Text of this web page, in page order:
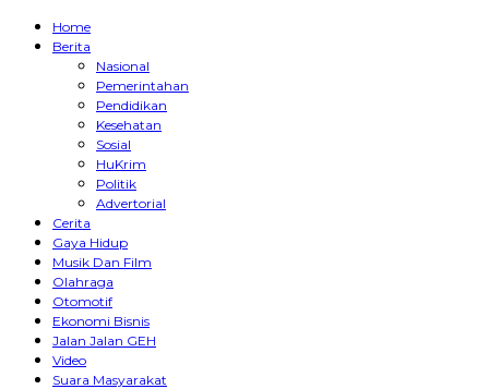
Home
Berita
Nasional
Pemerintahan
Pendidikan
Kesehatan
Sosial
HuKrim
Politik
Advertorial
Cerita
Gaya Hidup
Musik Dan Film
Olahraga
Otomotif
Ekonomi Bisnis
Jalan Jalan GEH
Video
Suara Masyarakat